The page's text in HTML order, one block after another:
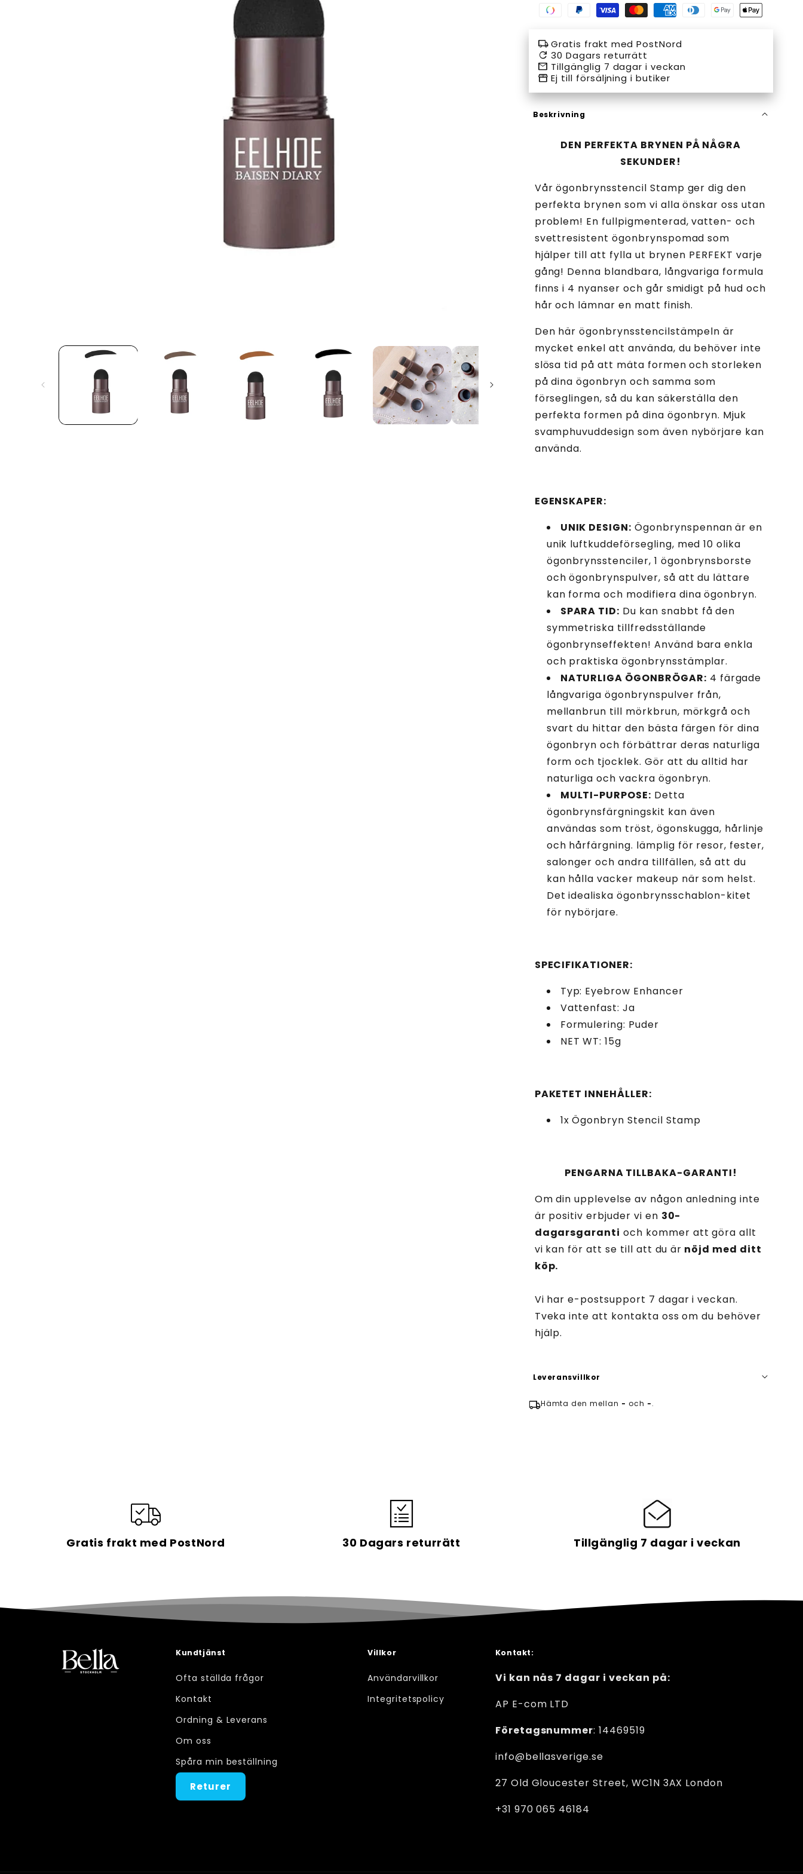
Swish
method
Paypal
method
Visa
method
Master
method
American
payment
method
Diners
method
GoogleApple
local_shipping Gratis frakt med PostNord
refresh 30 Dagars returrätt
email Tillgänglig 7 dagar i veckan
storefront Ej till försäljning i butiker
Beskrivning
DEN PERFEKTA BRYNEN PÅ NÅGRA
SEKUNDER!
Vår ögonbrynsstencil Stamp ger dig den
perfekta brynen som vi alla önskar oss utan
problem! En fullpigmenterad, vatten- och
svettresistent ögonbrynspomad som
hjälper till att fylla ut brynen PERFEKT varje
gång! Denna blandbara, långvariga formula
finns i 4 nyanser och går smidigt på hud och
hår och lämnar en matt finish.
Den här ögonbrynsstencilstämpeln är
mycket enkel att använda, du behöver inte
slösa tid på att mäta formen och storleken
på dina ögonbryn och samma som
förseglingen, så du kan säkerställa den
perfekta formen på dina ögonbryn. Mjuk
svamphuvuddesign som även nybörjare kan
använda.
EGENSKAPER:
UNIK DESIGN: Ögonbrynspennan är en
unik luftkuddeförsegling, med 10 olika
ögonbrynsstenciler, 1 ögonbrynsborste
och ögonbrynspulver, så att du lättare
kan forma och modifiera dina ögonbryn.
SPARA TID: Du kan snabbt få den
symmetriska tillfredsställande
ögonbrynseffekten! Använd bara enkla
och praktiska ögonbrynsstämplar.
NATURLIGA ÖGONBRÖGAR: 4 färgade
långvariga ögonbrynspulver från,
mellanbrun till mörkbrun, mörkgrå och
svart du hittar den bästa färgen för dina
ögonbryn och förbättrar deras naturliga
form och tjocklek. Gör att du alltid har
naturliga och vackra ögonbryn.
MULTI-PURPOSE: Detta
ögonbrynsfärgningskit kan även
användas som tröst, ögonskugga, hårlinje
och hårfärgning. lämplig för resor, fester,
salonger och andra tillfällen, så att du
kan hålla vacker makeup när som helst.
Det idealiska ögonbrynsschablon-kitet
för nybörjare.
SPECIFIKATIONER:
Typ: Eyebrow Enhancer
Vattenfast: Ja
Formulering: Puder
NET WT: 15g
PAKETET INNEHÅLLER:
1x Ögonbryn Stencil Stamp
PENGARNA TILLBAKA-GARANTI!
Om din upplevelse av någon anledning inte
är positiv erbjuder vi en 30-
dagarsgaranti och kommer att göra allt
vi kan för att se till att du är nöjd med ditt
köp.
Vi har e-postsupport 7 dagar i veckan.
Tveka inte att kontakta oss om du behöver
hjälp.
Leveransvillkor
local_shippingHämta den mellan - och -.
Gratis frakt med PostNord 30 Dagars returrätt Tillgänglig 7 dagar i veckan
Kundtjänst
Ofta ställda frågor
Kontakt
Ordning & Leverans
Om oss
Spåra min beställning
Returer
Villkor
Användarvillkor
Integritetspolicy
Kontakt:
Vi kan nås 7 dagar i veckan på:
AP E-com LTD
Företagsnummer: 14469519
info@bellasverige.se
27 Old Gloucester Street, WC1N 3AX London
+31 970 065 46184